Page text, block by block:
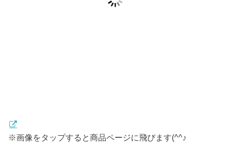
※画像をタップすると商品ページに飛びます(^^♪